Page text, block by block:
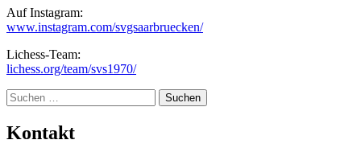
Auf Instagram:
www.instagram.com/svgsaarbruecken/
Lichess-Team:
lichess.org/team/svs1970/
Suche
Kontakt